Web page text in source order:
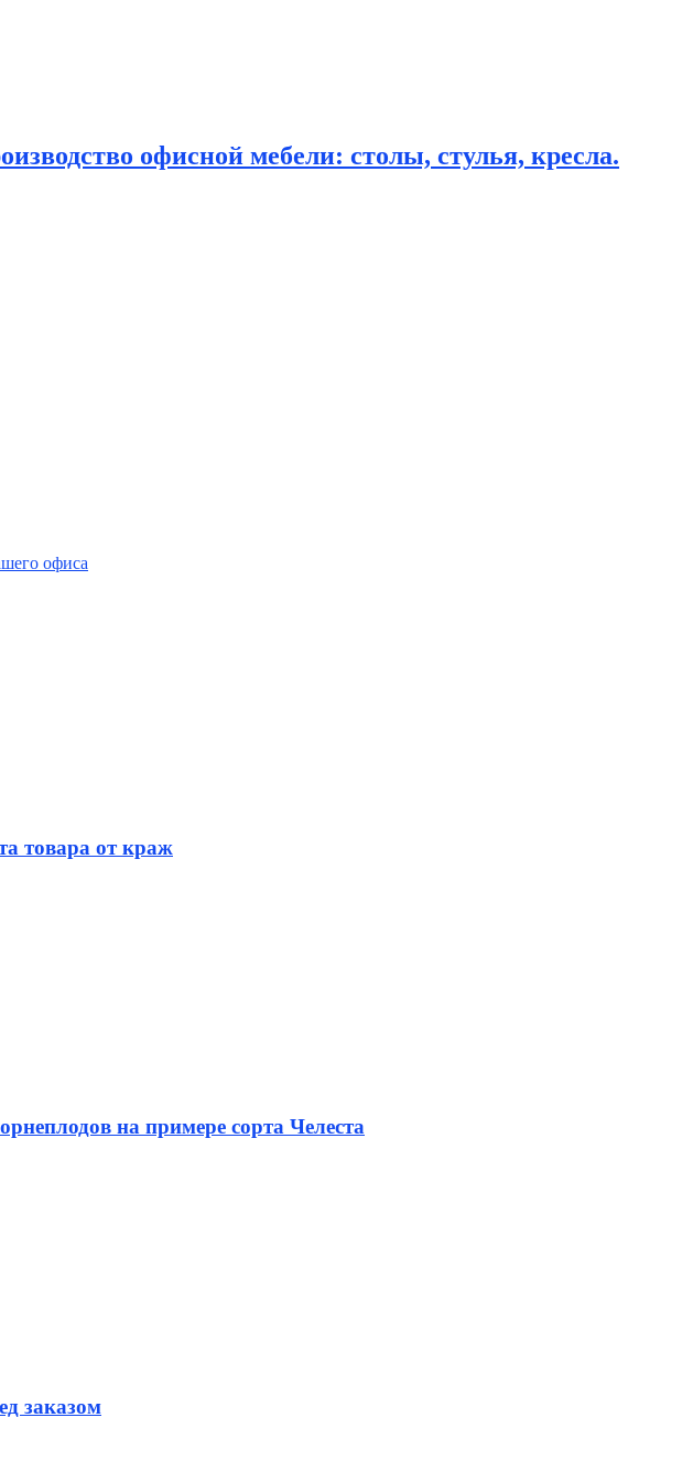
офисной мебели: столы, стулья, кресла.
офиса
товара от краж
на примере сорта Челеста
заказом